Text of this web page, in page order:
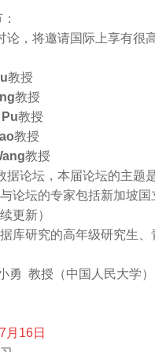
，将邀请国际上享有很
教授
教授
教授
教授
教授
论坛，本届论坛的主题
论坛的专家包括新加坡
更新）
库研究的高年级研究生、
勇 教授（中国人民大学）
7 月 16日